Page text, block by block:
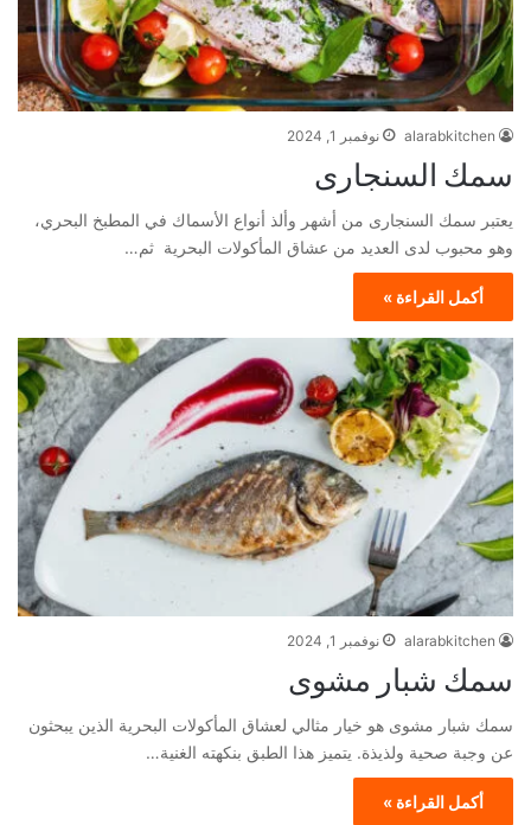
alarabkitchen نوفمبر 1, 2024
سمك السنجارى
يعتبر سمك السنجارى من أشهر وألذ أنواع الأسماك في المطبخ البحري،
وهو محبوب لدى العديد من عشاق المأكولات البحرية ثم…
أكمل القراءة »
alarabkitchen نوفمبر 1, 2024
سمك شبار مشوى
سمك شبار مشوى هو خيار مثالي لعشاق المأكولات البحرية الذين يبحثون
عن وجبة صحية ولذيذة. يتميز هذا الطبق بنكهته الغنية…
أكمل القراءة »